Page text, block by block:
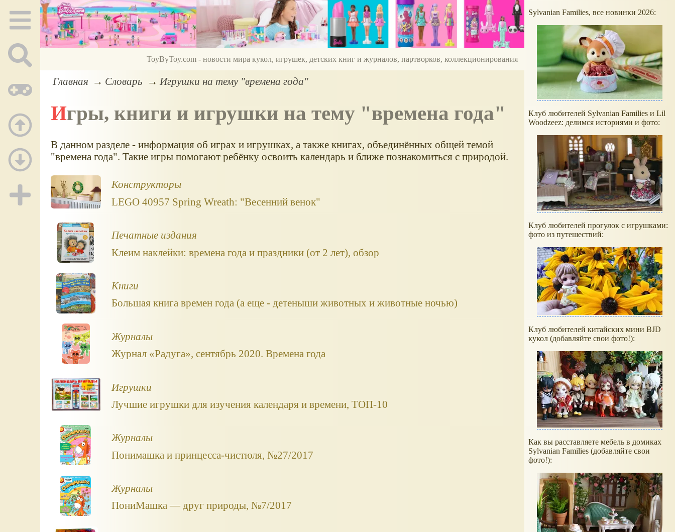
ToyByToy.com - новости мира кукол, игрушек, детских книг и журналов, партворков, коллекционирования
Главная Словарь Игрушки на тему "времена года"
Игры, книги и игрушки на тему "времена года"
В данном разделе - информация об играх и игрушках, а также книгах, объединённых общей темой
"времена года". Такие игры помогают ребёнку освоить календарь и ближе познакомиться с природой.
Конструкторы
LEGO 40957 Spring Wreath: "Весенний венок"
Печатные издания
Клеим наклейки: времена года и праздники (от 2 лет), обзор
Книги
Большая книга времен года (а еще - детеныши животных и животные ночью)
Журналы
Журнал «Радуга», сентябрь 2020. Времена года
Игрушки
Лучшие игрушки для изучения календаря и времени, ТОП-10
Журналы
Понимашка и принцесса-чистюля, №27/2017
Журналы
ПониМашка — друг природы, №7/2017
Sylvanian Families, все новинки 2026:
Клуб любителей Sylvanian Families и Lil
Woodzeez: делимся историями и фото:
Клуб любителей прогулок с игрушками:
фото из путешествий:
Клуб любителей китайских мини BJD
кукол (добавляйте свои фото!):
Как вы расставляете мебель в домиках
Sylvanian Families (добавляйте свои
фото!):